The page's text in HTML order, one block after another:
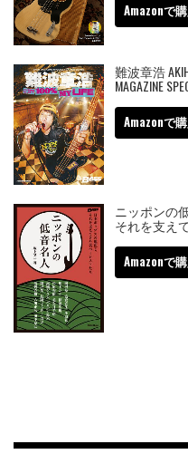
Amazonで
難波章浩
MAGAZINE
Amazonで
ニッポンの
それを支え
Amazonで